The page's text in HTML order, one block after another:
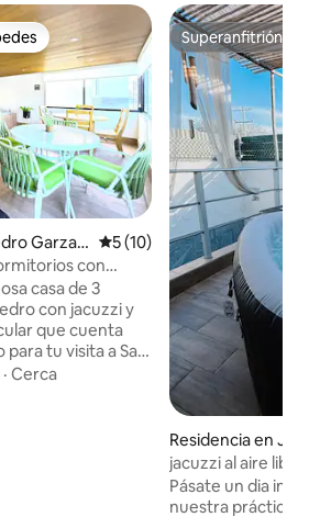
Garza
Calificación promedio: 5 de
5 (10)
con
casa de 3
con jacuzzi y
que cuenta
tu visita a San
con aire
· Cerca
Superanfitrión
Superanfitrión
Residencia en
Silla
jacuzzi al aire libre
Pásate un dia
nuestra práctica